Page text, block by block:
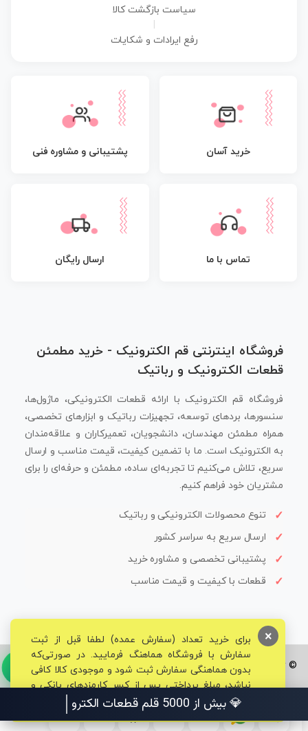
سیاست بازگشت کالا
رفع ایرادات و شکایات
خرید آسان پشتیبانی و مشاوره فنی
تماس با ما ارسال رایگان
فروشگاه اینترنتی قم الکترونیک - خرید مطمئن
قطعات الکترونیک و رباتیک
فروشگاه قم الکترونیک با ارائه قطعات الکترونیکی، ماژول‌ها،
سنسورها، بردهای توسعه، تجهیزات رباتیک و ابزارهای تخصصی،
همراه مطمئن مهندسان، دانشجویان، تعمیرکاران و علاقه‌مندان
به الکترونیک است. ما با تضمین کیفیت، قیمت مناسب و ارسال
سریع، تلاش می‌کنیم تا تجربه‌ای ساده، مطمئن و حرفه‌ای را برای
مشتریان خود فراهم کنیم.
تنوع محصولات الکترونیکی و رباتیک
ارسال سریع به سراسر کشور
پشتیبانی تخصصی و مشاوره خرید
قطعات با کیفیت و قیمت مناسب
© تمامی حقوق برای فروشگاه تخصصی قم الکترونیک محفوظ می‌باشد.
برای خرید تعداد (سفارش عمده) لطفا قبل از ثبت
سفارش با فروشگاه هماهنگ فرمایید. در صورتی‌که
بدون هماهنگی سفارش ثبت شود و موجودی کالا کافی
نباشد، مبلغ پرداختی پس از کسر کارمزدهای بانکی و
مالیاتی به حساب شما بازگشت داده خواهد شد.
×
💎 بیش از 5000 ق